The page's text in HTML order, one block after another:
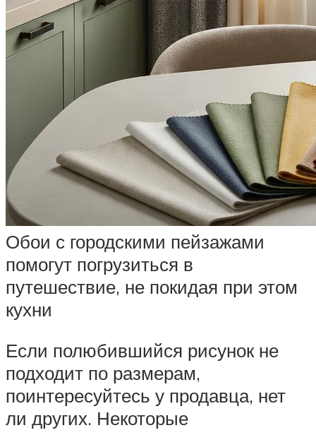
Обои с городскими пейзажами
помогут погрузиться в
путешествие, не покидая при этом
кухни
Если полюбившийся рисунок не
подходит по размерам,
поинтересуйтесь у продавца, нет
ли других. Некоторые